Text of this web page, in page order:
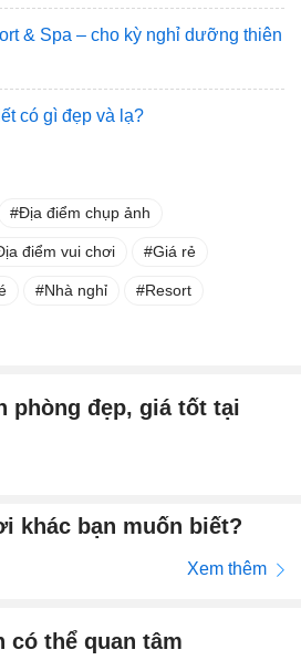
& Spa – cho kỳ nghỉ dưỡng thiên
có gì đẹp và lạ?
Địa điểm chụp ảnh
điểm vui chơi Giá rẻ
Nhà nghỉ Resort
phòng đẹp, giá tốt tại
khác bạn muốn biết?
Xem thêm
có thể quan tâm